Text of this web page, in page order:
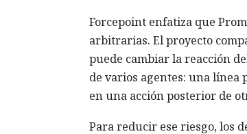
Forcepoint enfatiza que
arbitrarias. El proyecto
puede cambiar la reacción
de varios agentes: una
en una acción posterior de
Para reducir ese riesgo, los